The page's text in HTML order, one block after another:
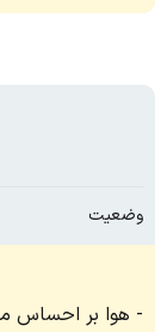
وضعیت
هوا بر احساس